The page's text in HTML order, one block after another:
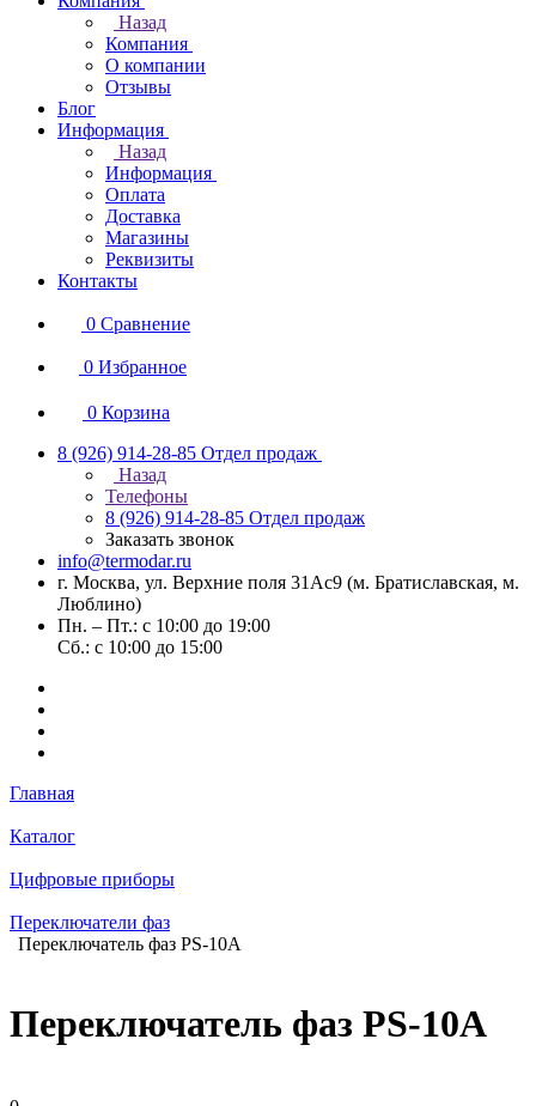
Назад
Компания
О компании
Отзывы
Блог
Информация
Назад
Информация
Оплата
Доставка
Магазины
Реквизиты
Контакты
0 Сравнение
0 Избранное
0 Корзина
8 (926) 914-28-85 Отдел продаж
Назад
Телефоны
8 (926) 914-28-85 Отдел продаж
Заказать звонок
info@termodar.ru
г. Москва, ул. Верхние поля 31Ас9 (м. Братиславская, м.
Люблино)
Пн. – Пт.: с 10:00 до 19:00
Сб.: с 10:00 до 15:00
Главная
Каталог
Цифровые приборы
Переключатели фаз
Переключатель фаз PS-10A
Переключатель фаз PS-10A